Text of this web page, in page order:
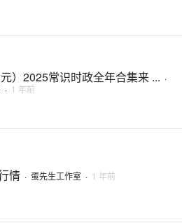
）2025常识时政全年合集来 ... ·
· 1 年前
情 · 蛋先生工作室 · 1 年前